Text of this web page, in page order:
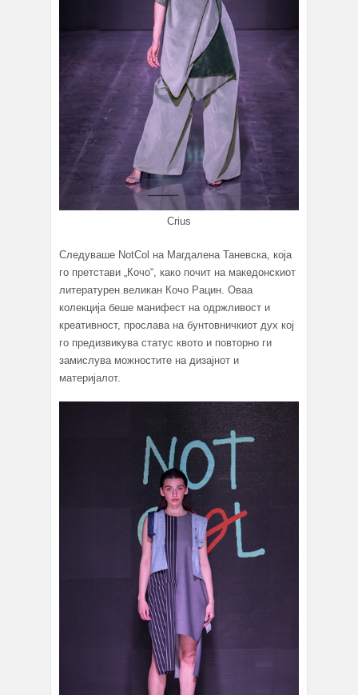
Crius
Следуваше NotCol на Магдалена Таневска, која
го претстави „Кочо“, како почит на македонскиот
литературен великан Кочо Рацин. Оваа
колекција беше манифест на одржливост и
креативност, прослава на бунтовничкиот дух кој
го предизвикува статус квото и повторно ги
замислува можностите на дизајнот и
материјалот.